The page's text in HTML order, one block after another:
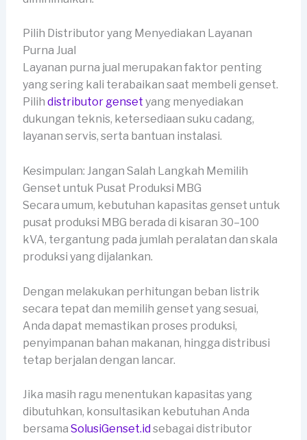
Pilih Distributor yang Menyediakan Layanan
Purna Jual
Layanan purna jual merupakan faktor penting
yang sering kali terabaikan saat membeli genset.
Pilih distributor genset yang menyediakan
dukungan teknis, ketersediaan suku cadang,
layanan servis, serta bantuan instalasi.
Kesimpulan: Jangan Salah Langkah Memilih
Genset untuk Pusat Produksi MBG
Secara umum, kebutuhan kapasitas genset untuk
pusat produksi MBG berada di kisaran 30–100
kVA, tergantung pada jumlah peralatan dan skala
produksi yang dijalankan.
Dengan melakukan perhitungan beban listrik
secara tepat dan memilih genset yang sesuai,
Anda dapat memastikan proses produksi,
penyimpanan bahan makanan, hingga distribusi
tetap berjalan dengan lancar.
Jika masih ragu menentukan kapasitas yang
dibutuhkan, konsultasikan kebutuhan Anda
bersama SolusiGenset.id sebagai distributor